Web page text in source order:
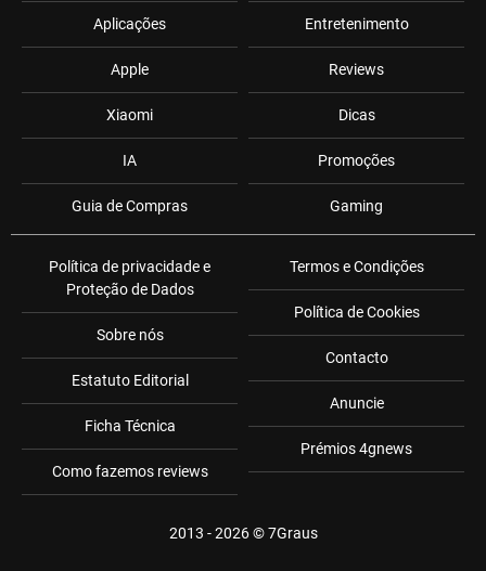
Aplicações
Apple
Xiaomi
IA
Guia de Compras
Entretenimento
Reviews
Dicas
Promoções
Gaming
Política de privacidade e
Proteção de Dados
Sobre nós
Estatuto Editorial
Ficha Técnica
Como fazemos reviews
Termos e Condições
Política de Cookies
Contacto
Anuncie
Prémios 4gnews
2013 - 2026 ©7Graus